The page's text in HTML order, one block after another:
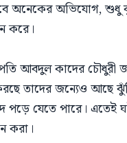
অনেকের অভিযোগ,
করে।
আবদুল কাদের
তাদের জন্যেও আছে
পড়ে যেতে পারে।
করা।